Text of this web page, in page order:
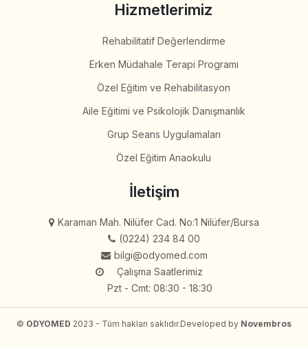
Hizmetlerimiz
Rehabilitatif Değerlendirme
Erken Müdahale Terapi Programı
Özel Eğitim ve Rehabilitasyon
Aile Eğitimi ve Psikolojik Danışmanlık
Grup Seans Uygulamaları
Özel Eğitim Anaokulu
İletişim
Karaman Mah. Nilüfer Cad. No:1 Nilüfer/Bursa
(0224) 234 84 00
bilgi@odyomed.com
Çalışma Saatlerimiz
Pzt - Cmt: 08:30 - 18:30
© ODYOMED 2023 - Tüm hakları saklıdır.Developed by Novembros